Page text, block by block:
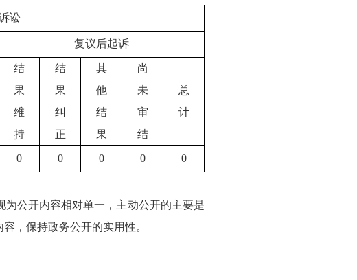
讼
复议后起诉
结
果
维
持
结
果
纠
正
其
他
结
果
尚
未
审
结
总
计
0 0 0 0 0
公开内容相对单一，主动公开的主要是
，保持政务公开的实用性。